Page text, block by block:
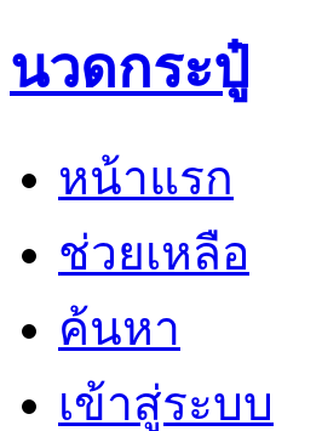
นวดกระปู๋
หน้าแรก
ช่วยเหลือ
ค้นหา
เข้าสู่ระบบ